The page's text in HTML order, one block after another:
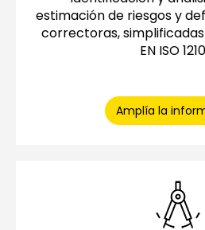
estimación de riesgos y
correctoras,
EN ISO
Amplía la